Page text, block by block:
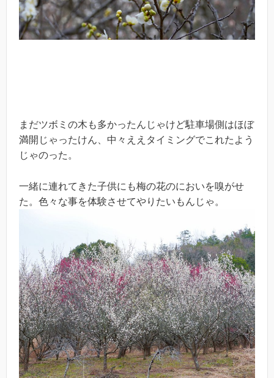
まだツボミの木も多かったんじゃけど駐車場側はほぼ
満開じゃったけん、中々ええタイミングでこれたよう
じゃのった。
一緒に連れてきた子供にも梅の花のにおいを嗅がせ
た。色々な事を体験させてやりたいもんじゃ。